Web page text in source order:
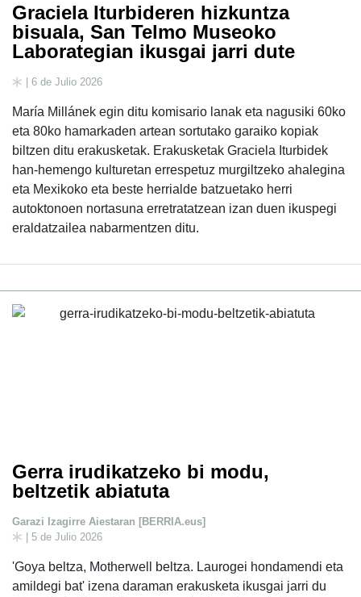
Graciela Iturbideren hizkuntza
bisuala, San Telmo Museoko
Laborategian ikusgai jarri dute
| 6 de Julio 2026
María Millánek egin ditu komisario lanak eta nagusiki 60ko
eta 80ko hamarkaden artean sortutako garaiko kopiak
biltzen ditu erakusketak. Erakusketak Graciela Iturbidek
han-hemengo kulturetan errespetuz murgiltzeko ahalegina
eta Mexikoko eta beste herrialde batzuetako herri
autoktonoen nortasuna erretratatzean izan duen ikuspegi
eraldatzailea nabarmentzen ditu.
Gerra irudikatzeko bi modu,
beltzetik abiatuta
Garazi Izagirre Aiestaran [BERRIA.eus]
| 5 de Julio 2026
'Goya beltza, Motherwell beltza. Laurogei hondamendi eta
amildegi bat' izena daraman erakusketa ikusgai jarri du